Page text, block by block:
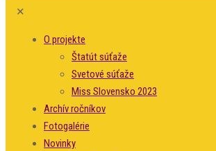
✕
O projekte
Štatút súťaže
Svetové súťaže
Miss Slovensko 2023
Archív ročníkov
Fotogalérie
Novinky